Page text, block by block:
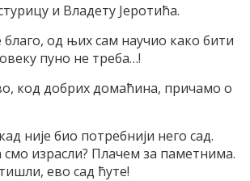
и Владету Јеротића.
благо, од њих сам научио како бити
пуно не треба…!
код добрих домаћина, причамо о
није био потребнији него сад.
израсли? Плачем за паметнима.
ево сад ћуте!